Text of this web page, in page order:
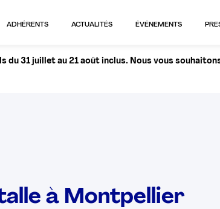
ADHÉRENTS ACTUALITÉS ÉVÉNEMENTS
du 31 juillet au 21 août inclus. Nous vous
à Montpellier